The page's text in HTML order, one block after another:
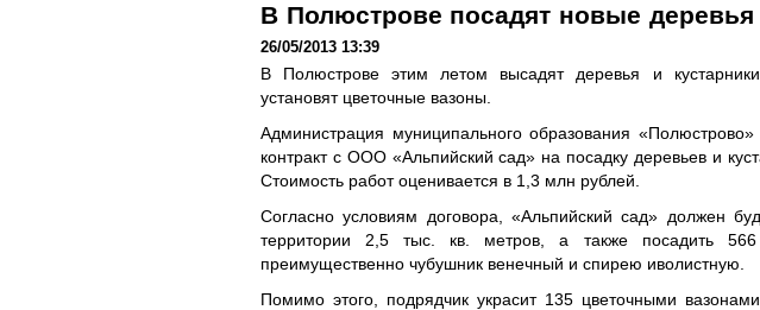
В Полюстрове посадят новые деревья
26/05/2013 13:39
В Полюстрове этим летом высадят деревья и
установят цветочные вазоны.
Администрация муниципального образования
контракт с ООО «Альпийский сад» на посадку деревьев и
Стоимость работ оценивается в 1,3 млн рублей.
Согласно условиям договора, «Альпийский сад» должен
территории 2,5 тыс. кв. метров, а также посадить 566
преимущественно чубушник венечный и спирею иволистную.
Помимо этого, подрядчик украсит 135 цветочными